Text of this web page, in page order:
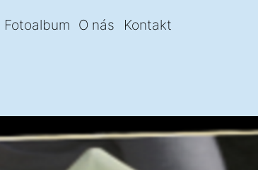
Fotoalbum O nás Kontakt